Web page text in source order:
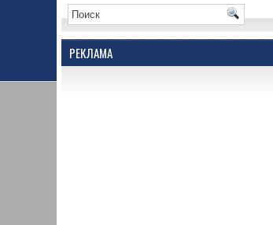
РЕКЛАМА